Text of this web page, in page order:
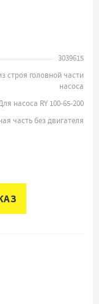
3039615
головной части
насоса
насоса RY 100-65-200
часть без двигателя